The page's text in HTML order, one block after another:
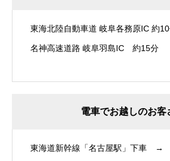
東海北陸自動車道 岐阜各務原IC 約
名神高速道路 岐阜羽島IC 約15分
電車でお越しのお客
東海道新幹線「名古屋駅」下車 →